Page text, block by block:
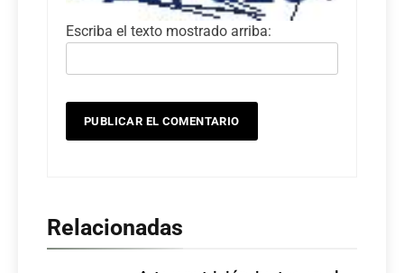
Escriba el texto mostrado arriba:
Relacionadas